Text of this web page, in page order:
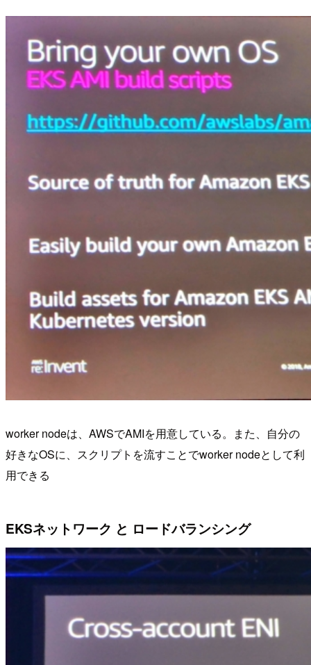
worker nodeは、AWSでAMIを用意している。また、自分の
好きなOSに、スクリプトを流すことでworker nodeとして利
用できる
EKSネットワーク と ロードバランシング